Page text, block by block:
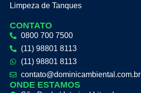
Limpeza de Tanques
CONTATO
0800 700 7500
(11) 98801 8113
(11) 98801 8113
contato@dominicambiental.com.br
ONDE ESTAMOS